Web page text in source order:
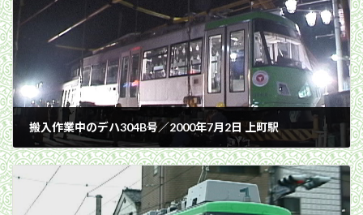
搬入作業中のデハ304B号／2000年7月2日 上町駅
2000年7月2日